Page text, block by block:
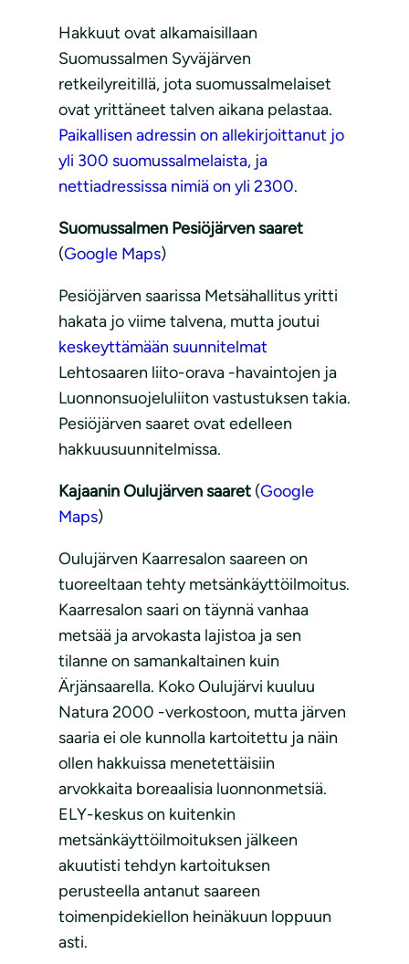
Hakkuut ovat alkamaisillaan
Suomussalmen Syväjärven
retkeilyreitillä, jota suomussalmelaiset
ovat yrittäneet talven aikana pelastaa.
Paikallisen adressin on allekirjoittanut jo
yli 300 suomussalmelaista, ja
nettiadressissa nimiä on yli 2300.
Suomussalmen Pesiöjärven saaret
(Google Maps)
Pesiöjärven saarissa Metsähallitus yritti
hakata jo viime talvena, mutta joutui
keskeyttämään suunnitelmat
Lehtosaaren liito-orava -havaintojen ja
Luonnonsuojeluliiton vastustuksen takia.
Pesiöjärven saaret ovat edelleen
hakkuusuunnitelmissa.
Kajaanin Oulujärven saaret (Google
Maps)
Oulujärven Kaarresalon saareen on
tuoreeltaan tehty metsänkäyttöilmoitus.
Kaarresalon saari on täynnä vanhaa
metsää ja arvokasta lajistoa ja sen
tilanne on samankaltainen kuin
Ärjänsaarella. Koko Oulujärvi kuuluu
Natura 2000 -verkostoon, mutta järven
saaria ei ole kunnolla kartoitettu ja näin
ollen hakkuissa menetettäisiin
arvokkaita boreaalisia luonnonmetsiä.
ELY-keskus on kuitenkin
metsänkäyttöilmoituksen jälkeen
akuutisti tehdyn kartoituksen
perusteella antanut saareen
toimenpidekiellon heinäkuun loppuun
asti.